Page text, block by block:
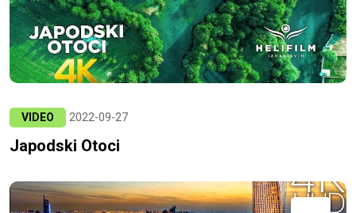
VIDEO 2022-09-27
Japodski Otoci